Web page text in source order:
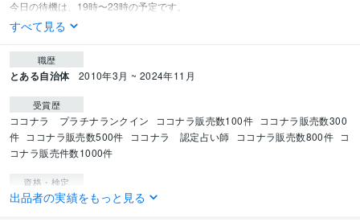
すべて見る
職歴
とある自治体 2010年3月 ~ 2024年11月
受賞歴
ココナラ　プラチナランクイン ココナラ販売数100件 ココナラ販売数300
件 ココナラ販売数500件 ココナラ　認定占い師 ココナラ販売数800件 コ
コナラ販売件数1000件
資格・検定
介護福祉士 取得年 : 2005年
出品者の実績をもっと見る